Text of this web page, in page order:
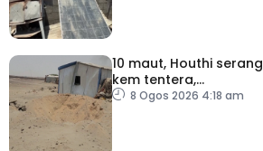
10 maut, Houthi serang
kem tentera,
penempatan pelarian
8 Ogos 2026 4:18 am